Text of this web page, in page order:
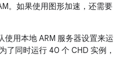
。如果使用图形加速，还需要
用本地 ARM 服务器设置来运
了同时运行 40 个 CHD 实例，